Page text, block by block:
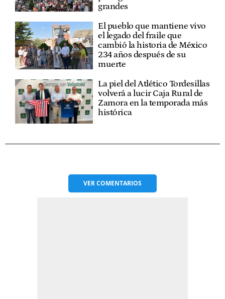
grandes
El pueblo que mantiene vivo
el legado del fraile que
cambió la historia de México
234 años después de su
muerte
La piel del Atlético Tordesillas
volverá a lucir Caja Rural de
Zamora en la temporada más
histórica
VERCOMENTARIOS